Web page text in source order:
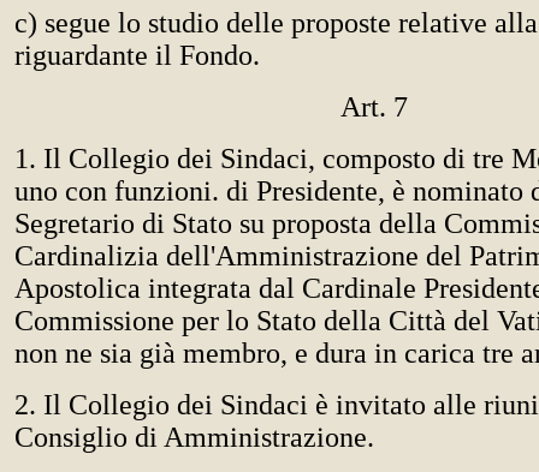
c) segue lo studio delle proposte relative
riguardante il Fondo.
Art. 7
1. Il Collegio dei Sindaci, composto di tre
uno con funzioni. di Presidente, è nominato
Segretario di Stato su proposta della
Cardinalizia dell'Amministrazione del
Apostolica integrata dal Cardinale
Commissione per lo Stato della Città del
non ne sia già membro, e dura in carica tre
2. Il Collegio dei Sindaci è invitato alle
Consiglio di Amministrazione.